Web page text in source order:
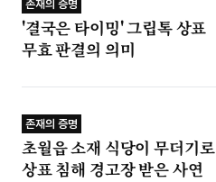
존재의 증명
'결국은 타이밍' 그립톡 상표
무효 판결의 의미
존재의 증명
초월읍 소재 식당이 무더기로
상표 침해 경고장 받은 사연